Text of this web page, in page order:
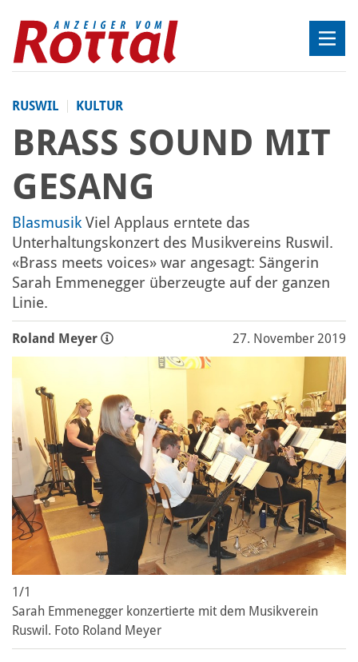
RUSWIL KULTUR
BRASS SOUND MIT
GESANG
Blasmusik Viel Applaus erntete das
Unterhaltungskonzert des Musikvereins Ruswil.
«Brass meets voices» war angesagt: Sängerin
Sarah Emmenegger überzeugte auf der ganzen
Linie.
Roland Meyer 27. November 2019
1/1
Sarah Emmenegger konzertierte mit dem Musikverein
Ruswil. Foto Roland Meyer